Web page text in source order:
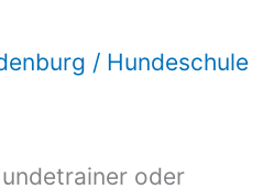
/ Hundeschule
oder